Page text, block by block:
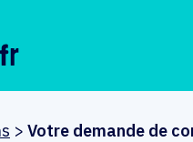
> Votre demande de